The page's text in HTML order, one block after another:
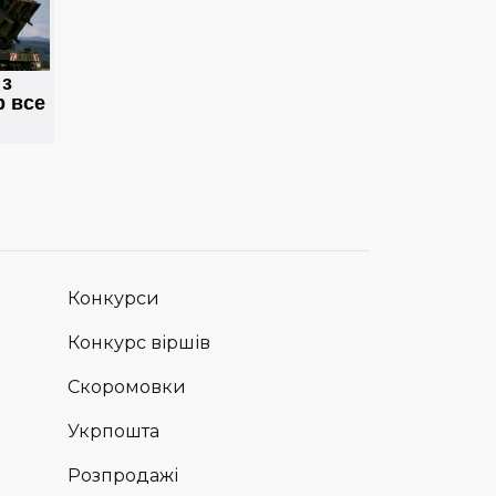
Конкурси
Конкурс віршів
Скоромовки
Укрпошта
Розпродажі